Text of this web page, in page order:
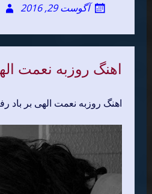
آگوست 29, 2016
اهنگ روزبه نعمت
اهنگ روزبه نعمت الهی بر باد